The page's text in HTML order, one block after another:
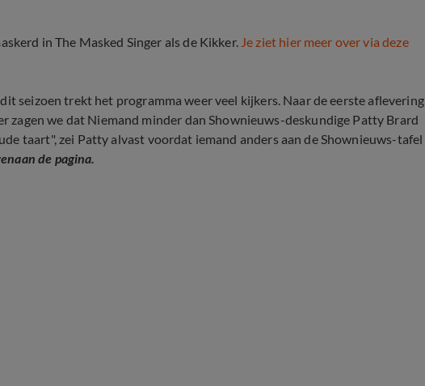
in The Masked Singer als de Kikker. Je ziet hier meer over via deze
seizoen trekt het programma weer veel kijkers. Naar de eerste aflevering
zagen we dat Niemand minder dan Shownieuws-deskundige Patty Brard
taart", zei Patty alvast voordat iemand anders aan de Shownieuws-tafel
de pagina.